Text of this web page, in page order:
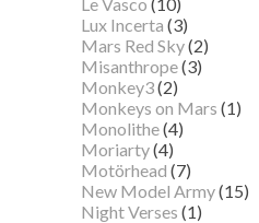
Lux Incerta (3)
Mars Red Sky(2)
Misanthrope(3)
Monkey3(2)
Monkeys on Mars (1)
Monolithe(4)
Moriarty(4)
Motörhead (7)
New Model Army(15)
Night Verses (1)